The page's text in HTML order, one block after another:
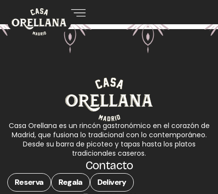
Casa Orellana es un rincón gastronómico en el corazón de
Madrid, que fusiona lo tradicional con lo contemporáneo.
Desde su barra de picoteo y tapas hasta los platos
tradicionales caseros.
Contacto
Reserva Regala Delivery